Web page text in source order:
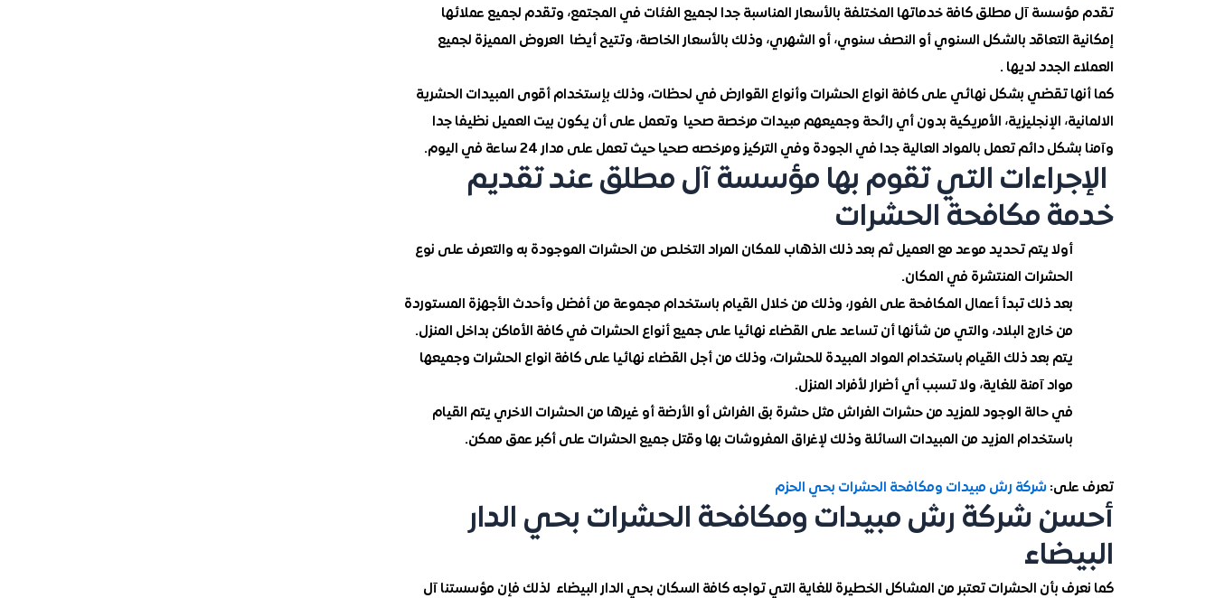
تقدم مؤسسة آل مطلق كافة خدماتها المختلفة بالأسعار المناسبة جدا لجميع الفئات في المجتمع، وتقدم لجميع عملائها
إمكانية التعاقد بالشكل السنوي أو النصف سنوي، أو الشهري، وذلك بالأسعار الخاصة، وتتيح أيضا العروض المميزة لجميع
العملاء الجدد لديها .
كما أنها تقضي بشكل نهائي على كافة انواع الحشرات وأنواع القوارض في لحظات، وذلك بإستخدام أقوى المبيدات الحشرية
الالمانية، الإنجليزية، الأمريكية بدون أي رائحة وجميعهم مبيدات مرخصة صحيا وتعمل على أن يكون بيت العميل نظيفا جدا
وآمنا بشكل دائم تعمل بالمواد العالية جدا في الجودة وفي التركيز ومرخصه صحيا حيث تعمل على مدار 24 ساعة في اليوم.
الإجراءات التي تقوم بها مؤسسة آل مطلق عند تقديم
خدمة مكافحة الحشرات
أولا يتم تحديد موعد مع العميل ثم بعد ذلك الذهاب للمكان المراد التخلص من الحشرات الموجودة به والتعرف على نوع
الحشرات المنتشرة في المكان.
بعد ذلك تبدأ أعمال المكافحة على الفور، وذلك من خلال القيام باستخدام مجموعة من أفضل وأحدث الأجهزة المستوردة
من خارج البلاد، والتي من شأنها أن تساعد على القضاء نهائيا على جميع أنواع الحشرات في كافة الأماكن بداخل المنزل.
يتم بعد ذلك القيام باستخدام المواد المبيدة للحشرات، وذلك من أجل القضاء نهائيا على كافة انواع الحشرات وجميعها
مواد آمنة للغاية، ولا تسبب أي أضرار لأفراد المنزل.
في حالة الوجود للمزيد من حشرات الفراش مثل حشرة بق الفراش أو الأرضة أو غيرها من الحشرات الاخري يتم القيام
باستخدام المزيد من المبيدات السائلة وذلك لإغراق المفروشات بها وقتل جميع الحشرات على أكبر عمق ممكن.
تعرف على: شركة رش مبيدات ومكافحة الحشرات بحي الحزم
أحسن شركة رش مبيدات ومكافحة الحشرات بحي الدار
البيضاء
كما نعرف بأن الحشرات تعتبر من المشاكل الخطيرة للغاية التي تواجه كافة السكان بحي الدار البيضاء لذلك فإن مؤسستنا آل